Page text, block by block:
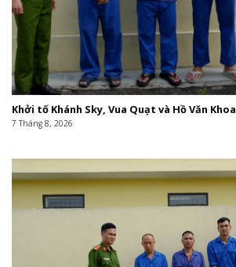
Khởi tố Khánh Sky, Vua Quạt và Hồ Văn Khoa
7 Tháng 8, 2026